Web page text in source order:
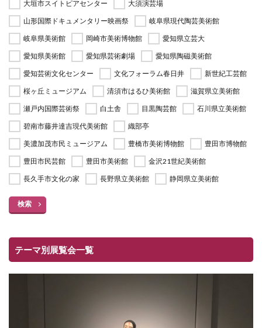
大垣市スイトピアセンター
大須演芸場
山形国際ドキュメンタリー映画祭
岐阜県現代陶芸美術館
岐阜県美術館
岡崎市美術博物館
愛知県立芸大
愛知県美術館
愛知県芸術劇場
愛知県陶磁美術館
愛知芸術文化センター
文化フォーラム春日井
新世紀工芸館
桜ヶ丘ミュージアム
清須市はるひ美術館
滋賀県立美術館
瀬戸内国際芸術祭
白土舎 目黒陶芸館
石川県立美術館
碧南市藤井達吉現代美術館
織部亭
美濃加茂市民ミュージアム
豊橋市美術博物館
豊田市博物館
豊田市民芸館
豊田市美術館
金沢21世紀美術館
長久手市文化の家
長野県立美術館 静岡県立美術館
検索
テーマ別展覧会一覧